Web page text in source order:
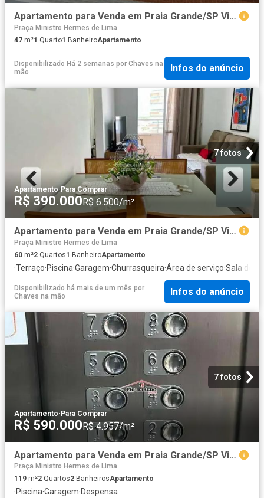
Apartamento para Venda em Praia Grande/SP Vila Caiçara 1 Quartos
Praça Ministro Hermes de Lima
47 m²1 Quarto1 BanheiroApartamento
Disponibilizado Há 2 semanas por Chaves na
mão
Infos do anúncio
7 fotos
Apartamento·Para Comprar
R$ 390.000R$ 6.500/m²
Apartamento para Venda em Praia Grande/SP Vila Caiçara 2 Quartos
Praça Ministro Hermes de Lima
60 m²2 Quartos1 BanheiroApartamento
·Terraço·Piscina·Garagem·Churrasqueira·Área de serviço·Sala de
Disponibilizado há mais de um mês por
Chaves na mão
Infos do anúncio
7 fotos
Apartamento·Para Comprar
R$ 590.000R$ 4.957/m²
Apartamento para Venda em Praia Grande/SP Vila Assunção 2 Quartos
Praça Ministro Hermes de Lima
119 m²2 Quartos2 BanheirosApartamento
·Piscina·Garagem·Despensa